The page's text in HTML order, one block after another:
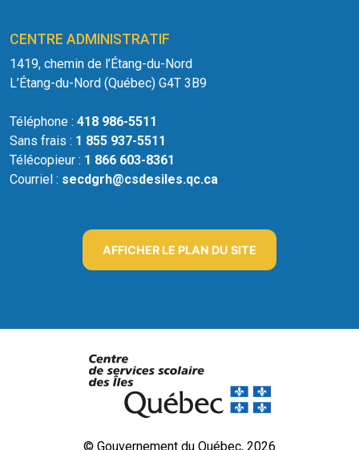
CENTRE ADMINISTRATIF
1419, chemin de l’Étang-du-Nord
L’Étang-du-Nord (Québec) G4T 3B9
Téléphone : 418 986-5511
Sans frais : 1 855 937-5511
Télécopieur : 1 866 603-8361
Courriel : secdgrh@csdesiles.qc.ca
AFFICHER LE PLAN DU SITE
© Gouvernement du Québec, 2026